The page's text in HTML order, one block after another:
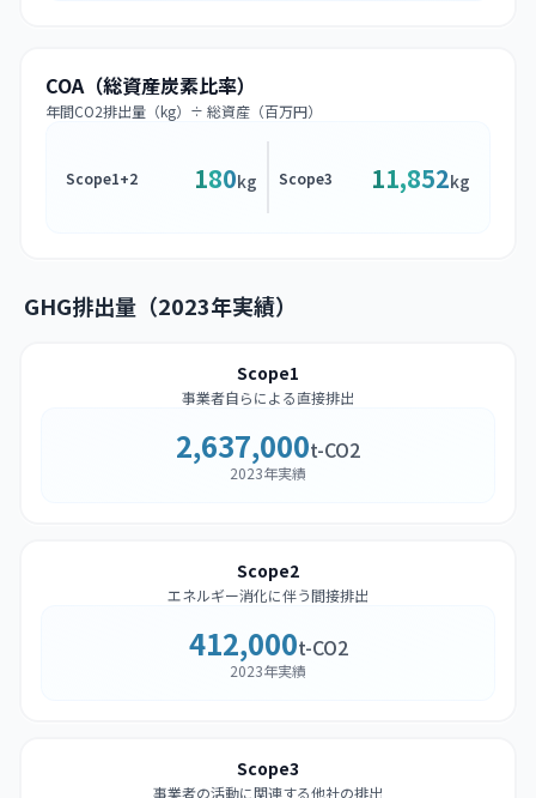
COA（総資産炭素比率）
年間CO2排出量（kg）÷ 総資産（百万円）
Scope1+2 180kg Scope3 11,852kg
GHG排出量（2023年実績）
Scope1
事業者自らによる直接排出
2,637,000t-CO2
2023年実績
Scope2
エネルギー消化に伴う間接排出
412,000t-CO2
2023年実績
Scope3
事業者の活動に関連する他社の排出